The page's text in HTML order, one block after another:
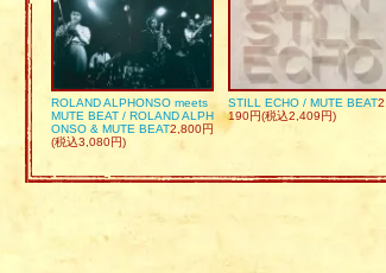
ROLAND ALPHONSO meets
MUTE BEAT / ROLAND ALPH
ONSO & MUTE BEAT2,800円
(税込3,080円)
STILL ECHO / MUTE BEAT2,
190円(税込2,409円)